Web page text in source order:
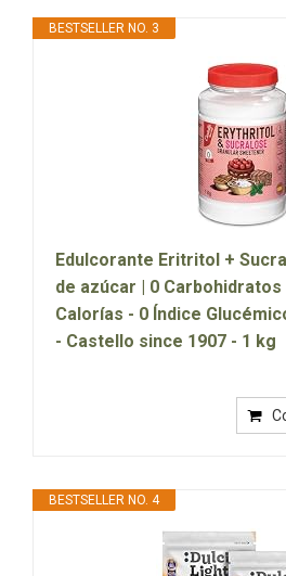
BESTSELLER NO. 3
Edulcorante Eritritol +
de azúcar | 0
Calorías - 0 Índice
- Castello since 1907 - 1 kg
BESTSELLER NO. 4